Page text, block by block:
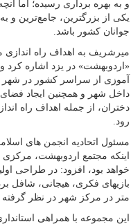
و به بهره برداری رسیده؛ اما
یکی از بزرگترین، جامع‌ترین و
جوانان کشور باشد.
میرشریف به اهداف راه اندازی
«اردوبهشت» در یزد اشاره کرد
آموزی از سراسر کشور در شهر
داخل شهر و همچنین ایجاد
دختران، از جمله اهداف راه
رود.
مسئول اتحادیه انجمن های
اینکه مجتمع اردوبهشت، مرکزی
خواهد بود، افزود: در طراحی
متر در مرکز شهر در نظر
این مجموعه با همراهی